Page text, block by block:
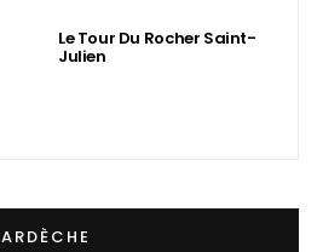
Le Tour Du Rocher Saint-
Julien
ARDÈCHE